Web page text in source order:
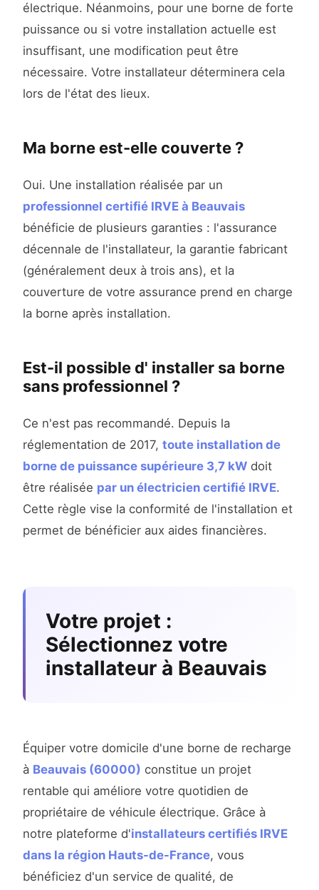
électrique. Néanmoins, pour une borne de forte
puissance ou si votre installation actuelle est
insuffisant, une modification peut être
nécessaire. Votre installateur déterminera cela
lors de l'état des lieux.
Ma borne est-elle couverte ?
Oui. Une installation réalisée par un
professionnel certifié IRVE à Beauvais
bénéficie de plusieurs garanties : l'assurance
décennale de l'installateur, la garantie fabricant
(généralement deux à trois ans), et la
couverture de votre assurance prend en charge
la borne après installation.
Est-il possible d' installer sa borne
sans professionnel ?
Ce n'est pas recommandé. Depuis la
réglementation de 2017, toute installation de
borne de puissance supérieure 3,7 kW doit
être réalisée par un électricien certifié IRVE.
Cette règle vise la conformité de l'installation et
permet de bénéficier aux aides financières.
Votre projet :
Sélectionnez votre
installateur à Beauvais
Équiper votre domicile d'une borne de recharge
à Beauvais (60000) constitue un projet
rentable qui améliore votre quotidien de
propriétaire de véhicule électrique. Grâce à
notre plateforme d'installateurs certifiés IRVE
dans la région Hauts-de-France, vous
bénéficiez d'un service de qualité, de